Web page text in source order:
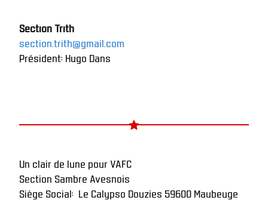
Section Trith
section.trith@gmail.com
Président: Hugo Dans
Un clair de lune pour VAFC
Section Sambre Avesnois
Siège Social:  Le Calypso Douzies 59600 Maubeuge